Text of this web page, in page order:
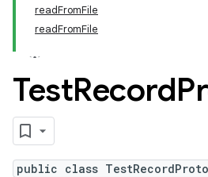
readFromFile
readFromFile
TestRecord
public class